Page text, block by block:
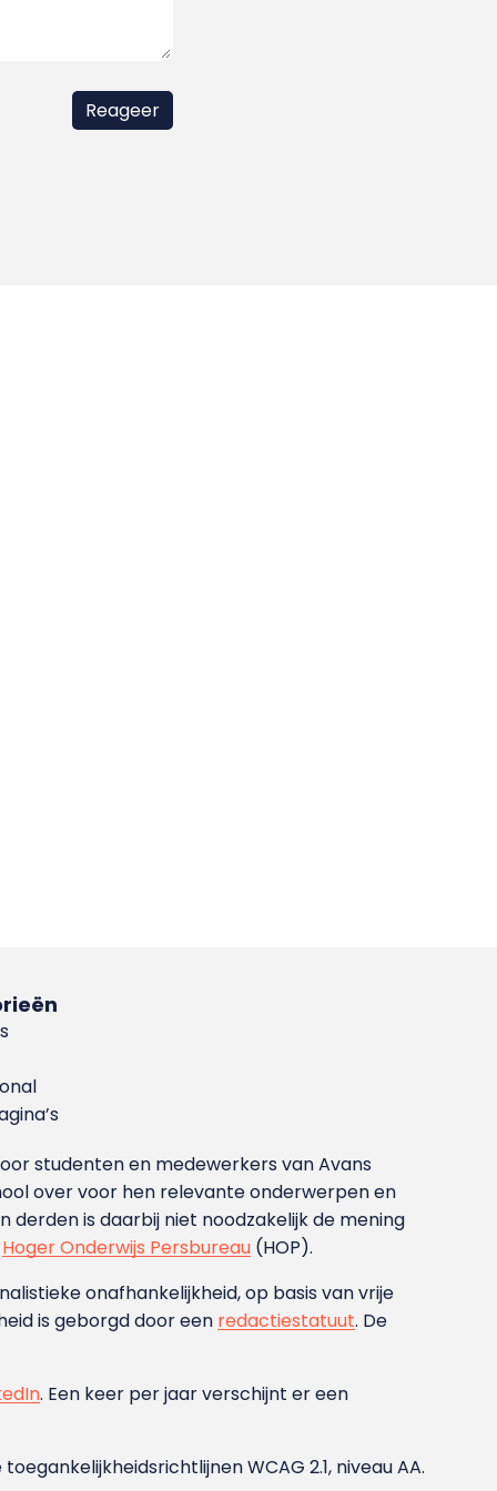
studenten en medewerkers van Avans
over voor hen relevante onderwerpen en
is daarbij niet noodzakelijk de mening
Hoger Onderwijs Persbureau (HOP).
onafhankelijkheid, op basis van vrije
is geborgd door een redactiestatuut. De
. Een keer per jaar verschijnt er een
WCAG 2.1, niveau AA.